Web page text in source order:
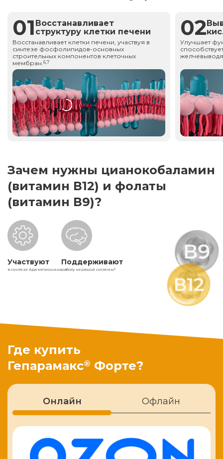
01 Восстанавливает
структуру клетки печени
Восстанавливает клетки печени, участвуя в
синтезе фосфолипидов-основных
строительных компонентов клеточных
мембран.6,7
02
Улучшает
Зачем нужны цианокобаламин
(витамин В12) и фолаты
(витамин В9)?
Участвуют
в синтезе Адеметионина
Поддерживают
работу нервной системы5
Где купить
Гепарамакс® Форте?
Онлайн Офлайн